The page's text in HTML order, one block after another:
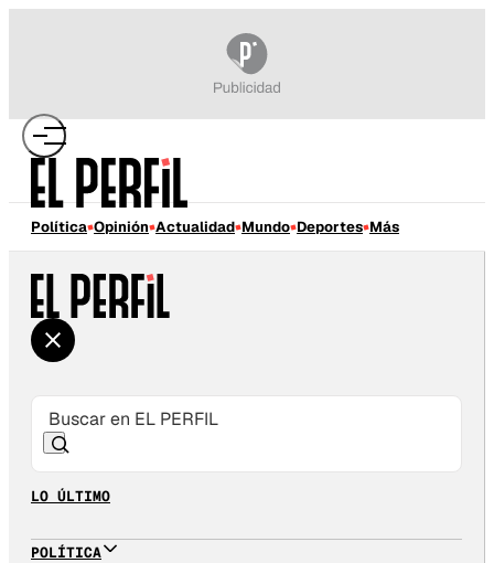
Política Opinión Actualidad Mundo Deportes Más
LO ÚLTIMO
POLÍTICA